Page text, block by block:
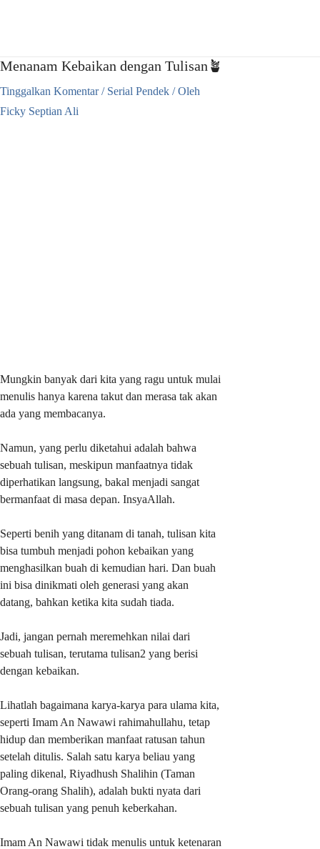
Menanam Kebaikan dengan Tulisan🪴
Tinggalkan Komentar / Serial Pendek / Oleh
Ficky Septian Ali
Mungkin banyak dari kita yang ragu untuk mulai
menulis hanya karena takut dan merasa tak akan
ada yang membacanya.
Namun, yang perlu diketahui adalah bahwa
sebuah tulisan, meskipun manfaatnya tidak
diperhatikan langsung, bakal menjadi sangat
bermanfaat di masa depan. InsyaAllah.
Seperti benih yang ditanam di tanah, tulisan kita
bisa tumbuh menjadi pohon kebaikan yang
menghasilkan buah di kemudian hari. Dan buah
ini bisa dinikmati oleh generasi yang akan
datang, bahkan ketika kita sudah tiada.
Jadi, jangan pernah meremehkan nilai dari
sebuah tulisan, terutama tulisan2 yang berisi
dengan kebaikan.
Lihatlah bagaimana karya-karya para ulama kita,
seperti Imam An Nawawi rahimahullahu, tetap
hidup dan memberikan manfaat ratusan tahun
setelah ditulis. Salah satu karya beliau yang
paling dikenal, Riyadhush Shalihin (Taman
Orang-orang Shalih), adalah bukti nyata dari
sebuah tulisan yang penuh keberkahan.
Imam An Nawawi tidak menulis untuk ketenaran